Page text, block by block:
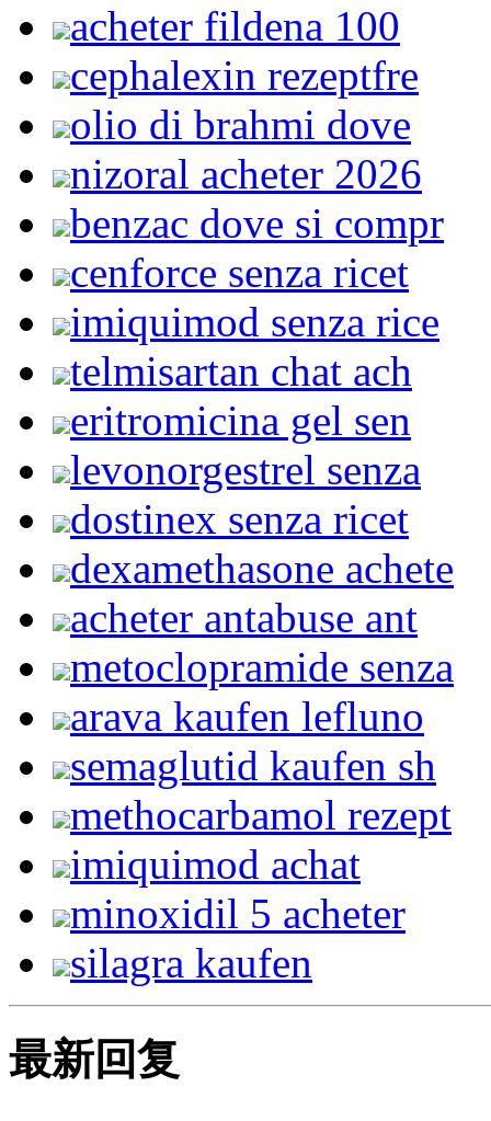
acheter fildena 100
cephalexin rezeptfre
olio di brahmi dove
nizoral acheter 2026
benzac dove si compr
cenforce senza ricet
imiquimod senza rice
telmisartan chat ach
eritromicina gel sen
levonorgestrel senza
dostinex senza ricet
dexamethasone achete
acheter antabuse ant
metoclopramide senza
arava kaufen lefluno
semaglutid kaufen sh
methocarbamol rezept
imiquimod achat
minoxidil 5 acheter
silagra kaufen
最新回复